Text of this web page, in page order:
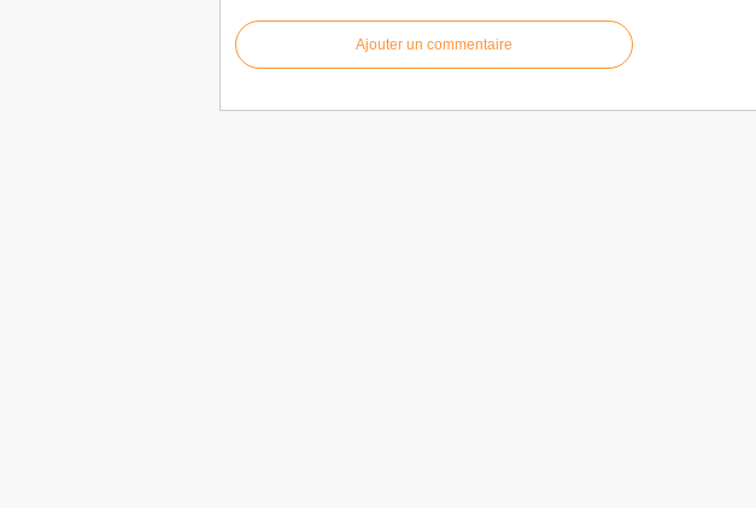
Ajouter un commentaire